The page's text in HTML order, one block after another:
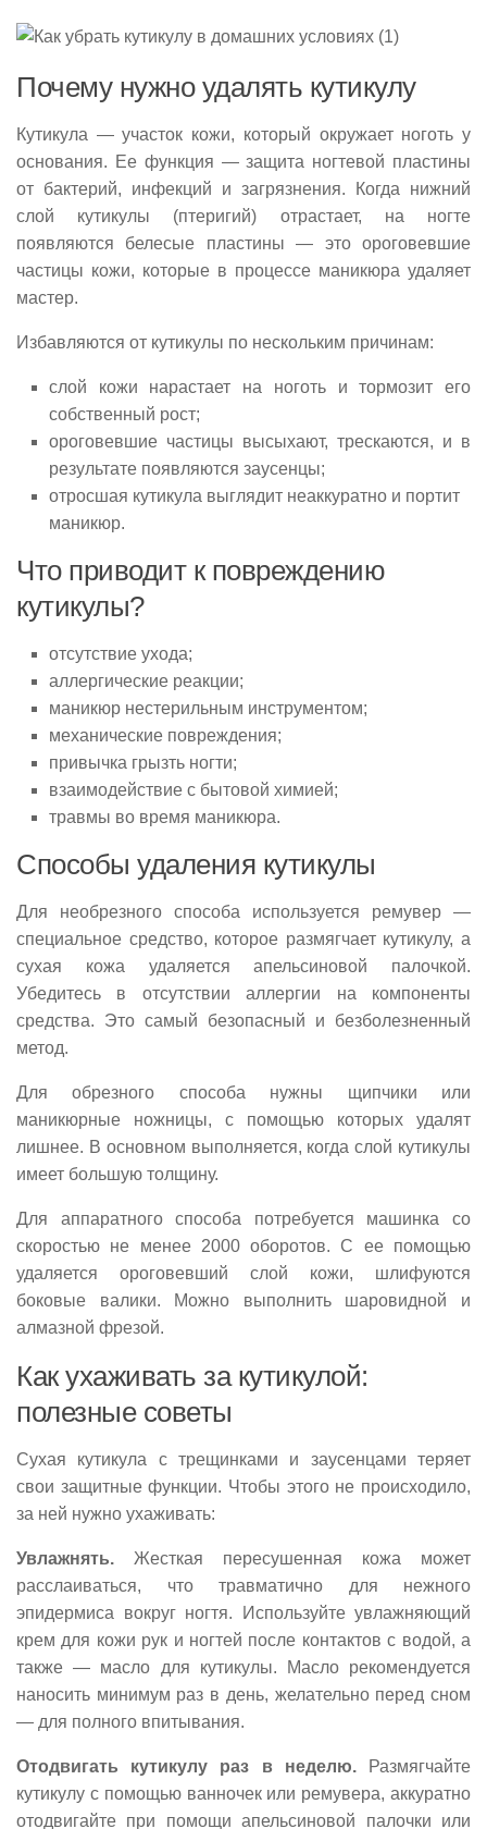
Почему нужно удалять кутикулу
Кутикула — участок кожи, который окружает ноготь у
основания. Ее функция — защита ногтевой пластины
от бактерий, инфекций и загрязнения. Когда нижний
слой кутикулы (птеригий) отрастает, на ногте
появляются белесые пластины — это ороговевшие
частицы кожи, которые в процессе маникюра удаляет
мастер.
Избавляются от кутикулы по нескольким причинам:
слой кожи нарастает на ноготь и тормозит его
собственный рост;
ороговевшие частицы высыхают, трескаются, и в
результате появляются заусенцы;
отросшая кутикула выглядит неаккуратно и портит
маникюр.
Что приводит к повреждению
кутикулы?
отсутствие ухода;
аллергические реакции;
маникюр нестерильным инструментом;
механические повреждения;
привычка грызть ногти;
взаимодействие с бытовой химией;
травмы во время маникюра.
Способы удаления кутикулы
Для необрезного способа используется ремувер —
специальное средство, которое размягчает кутикулу, а
сухая кожа удаляется апельсиновой палочкой.
Убедитесь в отсутствии аллергии на компоненты
средства. Это самый безопасный и безболезненный
метод.
Для обрезного способа нужны щипчики или
маникюрные ножницы, с помощью которых удалят
лишнее. В основном выполняется, когда слой кутикулы
имеет большую толщину.
Для аппаратного способа потребуется машинка со
скоростью не менее 2000 оборотов. С ее помощью
удаляется ороговевший слой кожи, шлифуются
боковые валики. Можно выполнить шаровидной и
алмазной фрезой.
Как ухаживать за кутикулой:
полезные советы
Сухая кутикула с трещинками и заусенцами теряет
свои защитные функции. Чтобы этого не происходило,
за ней нужно ухаживать:
Увлажнять. Жесткая пересушенная кожа может
расслаиваться, что травматично для нежного
эпидермиса вокруг ногтя. Используйте увлажняющий
крем для кожи рук и ногтей после контактов с водой, а
также — масло для кутикулы. Масло рекомендуется
наносить минимум раз в день, желательно перед сном
— для полного впитывания.
Отодвигать кутикулу раз в неделю.Размягчайте
кутикулу с помощью ванночек или ремувера, аккуратно
отодвигайте при помощи апельсиновой палочки или